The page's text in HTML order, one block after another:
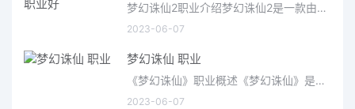
梦幻诛仙2职业介绍梦幻诛仙2是一款由腾讯游戏开发发行的大型多人在线角色扮演游戏，游戏中有四大职业，分别为剑
2023-06-07
梦幻诛仙 职业
《梦幻诛仙》职业概述《梦幻诛仙》是一款经典的3D网络游戏，它拥有丰富的职业系统，玩家可以根据自己的喜好选择
2023-06-07